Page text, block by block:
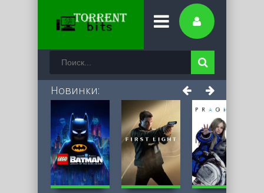
Новинки: